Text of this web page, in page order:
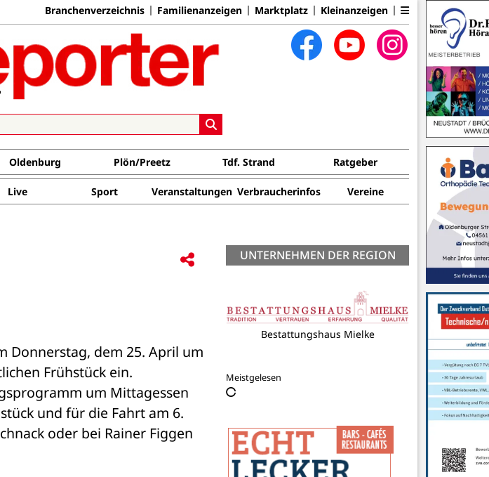
Branchenverzeichnis Familienanzeigen Marktplatz Kleinanzeigen
Oldenburg Plön/Preetz Tdf. Strand Ratgeber
Live Sport Veranstaltungen Verbraucherinfos Vereine
Donnerstag, dem 25. April um
Frühstück ein.
um Mittagessen
und für die Fahrt am 6.
oder bei Rainer Figgen
UNTERNEHMEN DER REGION
Bestattungshaus Mielke
Meistgelesen